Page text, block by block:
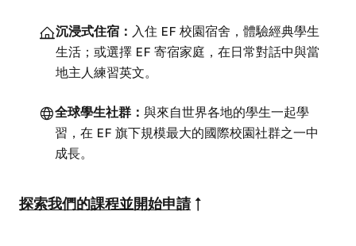
沉浸式住宿： 入住 EF 校園宿舍，體驗經典學生
生活；或選擇 EF 寄宿家庭，在日常對話中與當
地主人練習英文。
全球學生社群： 與來自世界各地的學生一起學
習，在 EF 旗下規模最大的國際校園社群之一中
成長。
探索我們的課程並開始申請↑